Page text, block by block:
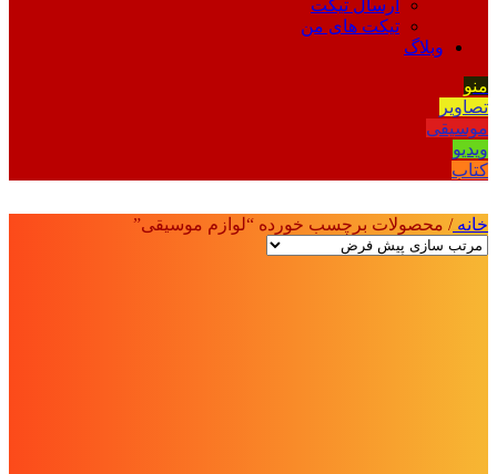
ارسال تیکت
تیکت های من
وبلاگ
منو
تصاویر
موسیقی
ویدیو
کتاب
خانه/ محصولات برچسب خورده “لوازم موسیقی”